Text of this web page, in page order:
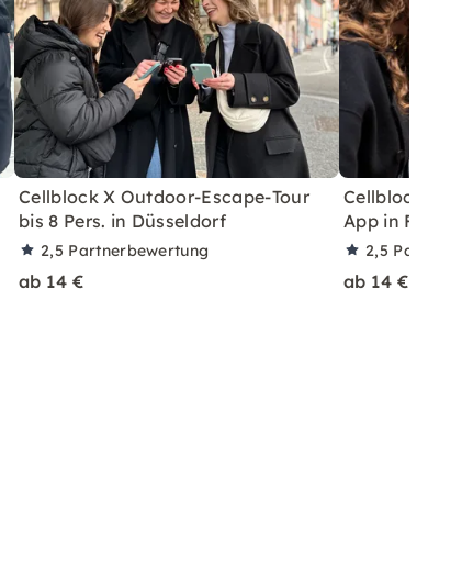
Cellblock X Outdoor-Escape-Tour
bis 8 Pers. in Düsseldorf
2,5 Partnerbewertung
ab 14 €
Cellblock X
App in
2,5
ab 14 €